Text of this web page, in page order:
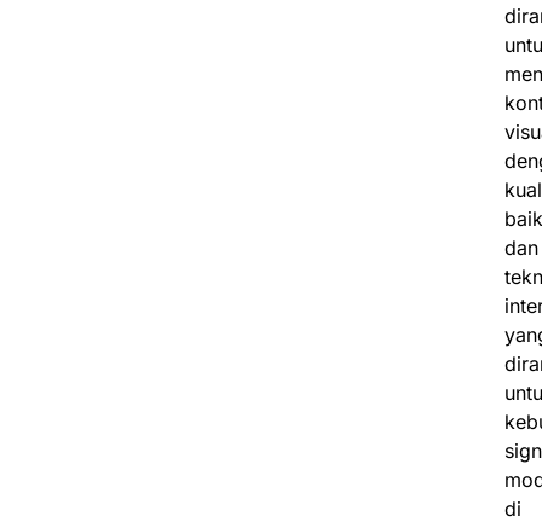
baik
dan
di